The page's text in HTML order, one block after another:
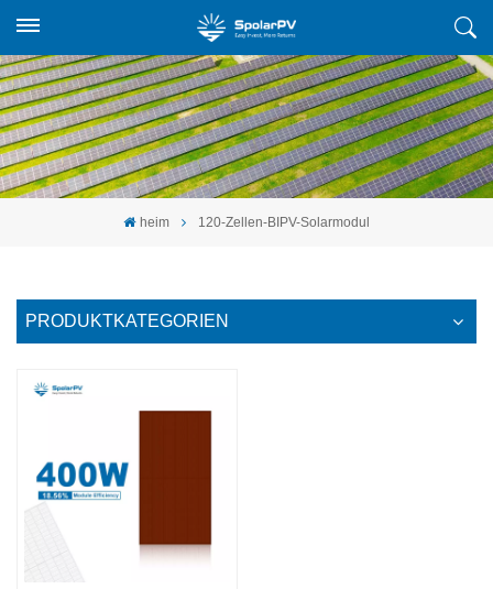
heim 120-Zellen-BIPV-Solarmodul
PRODUKTKATEGORIEN